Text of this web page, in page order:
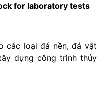
for laboratory tests
các loại đá nền, đá vật
dựng công trình thủy